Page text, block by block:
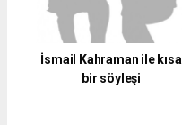
İsmail Kahraman ile kısa
bir söyleşi